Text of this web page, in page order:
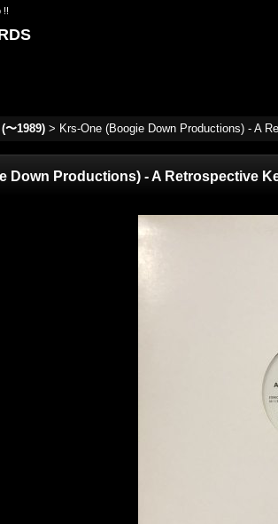
!!
〜1989) > Krs-One (Boogie Down Productions) - A
Down Productions) - A Retrospective